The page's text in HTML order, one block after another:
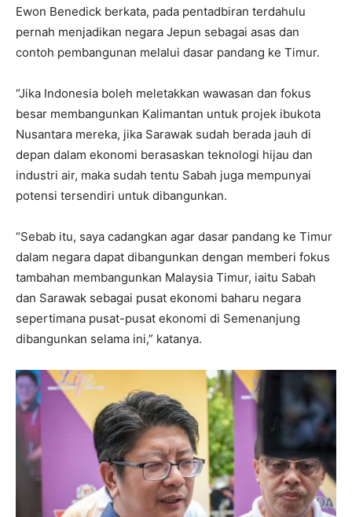
Ewon Benedick berkata, pada pentadbiran terdahulu
pernah menjadikan negara Jepun sebagai asas dan
contoh pembangunan melalui dasar pandang ke Timur.
“Jika Indonesia boleh meletakkan wawasan dan fokus
besar membangunkan Kalimantan untuk projek ibukota
Nusantara mereka, jika Sarawak sudah berada jauh di
depan dalam ekonomi berasaskan teknologi hijau dan
industri air, maka sudah tentu Sabah juga mempunyai
potensi tersendiri untuk dibangunkan.
“Sebab itu, saya cadangkan agar dasar pandang ke Timur
dalam negara dapat dibangunkan dengan memberi fokus
tambahan membangunkan Malaysia Timur, iaitu Sabah
dan Sarawak sebagai pusat ekonomi baharu negara
sepertimana pusat-pusat ekonomi di Semenanjung
dibangunkan selama ini,” katanya.